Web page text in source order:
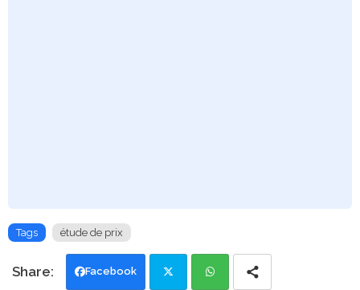
Tags étude de prix
Facebook